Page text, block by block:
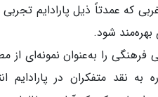
که عمدتاً ذیل پارادایم
بهره‌مند شود.
را به‌عنوان نمونه‌ای از
نقد متفکران در پارادایم